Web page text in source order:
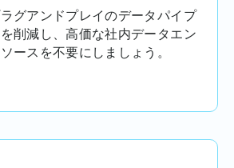
グアンドプレイのデータパイプ
削減し、高価な社内データエン
ースを不要にしましょう。